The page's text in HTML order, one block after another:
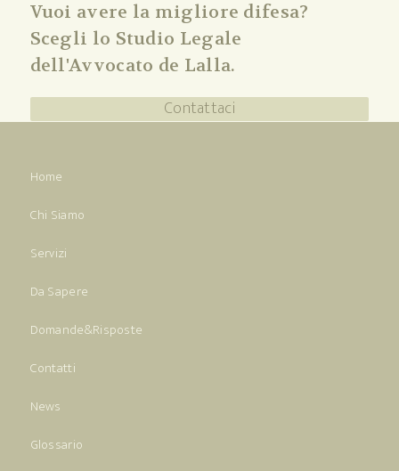
Vuoi avere la migliore difesa?
Scegli lo Studio Legale
dell'Avvocato de Lalla.
Contattaci
Home
Chi Siamo
Servizi
Da Sapere
Domande&Risposte
Contatti
News
Glossario